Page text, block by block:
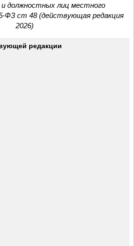
и должностных лиц местного
ФЗ ст 48 (действующая редакция
2026)
редакции